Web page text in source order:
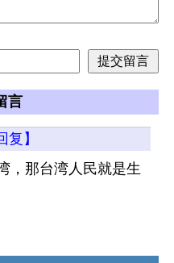
言
复】
，那台湾人民就是生